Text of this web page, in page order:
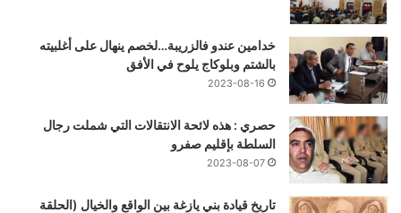
خدامين عندو فالزريبة…لخصم ينهال على أغلبيته
بالشتم وبلوكاج يلوح في الأفق
2023-08-16
حصري : هذه لائحة الانتقالات التي شملت رجال
السلطة بإقليم صفرو
2023-08-07
تاريخ قيادة بني يازغة بين الواقع والخيال (الحلقة